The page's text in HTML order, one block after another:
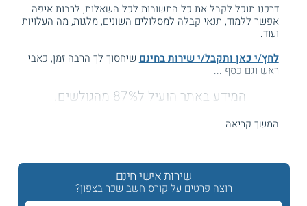
דרכנו תוכל לקבל את כל התשובות לכל השאלות, לרבות איפה
אפשר ללמוד, תנאי קבלה למסלולים השונים, מלגות, מה העלויות
ועוד.
לחץ/י כאן ותקבל/י שירות בחינם שיחסוך לך הרבה זמן, כאבי
ראש וגם כסף ...
המידע באתר הועיל ל87% מהגולשים.
קורס חשבי שכר בכירים בצפון
מחפשים קורס חשבי שכר בכירים בחיפה, בנצרת, בעכו, בצפת
המשך קריאה
שירות אישי חינם
רוצה פרטים על קורס חשב שכר בצפון?